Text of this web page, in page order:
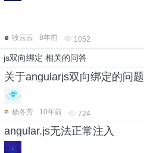
牧云云
8年前 1052
js双向绑定 相关的问答
关于angularjs双向绑定的问题
杨冬芳
10年前 724
angular.js无法正常注入